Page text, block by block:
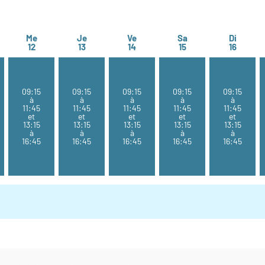
11 août
Me
12mercredi 12 août
09:15
à
11:45
et
13:15
à
16:45
Je
13jeudi 13 août
09:15
à
11:45
et
13:15
à
16:45
Ve
14vendredi 14 août
09:15
à
11:45
et
13:15
à
16:45
Sa
15samedi 15 août
09:15
à
11:45
et
13:15
à
16:45
Di
16
09:15
à
11:45
et
13:15
à
16:45